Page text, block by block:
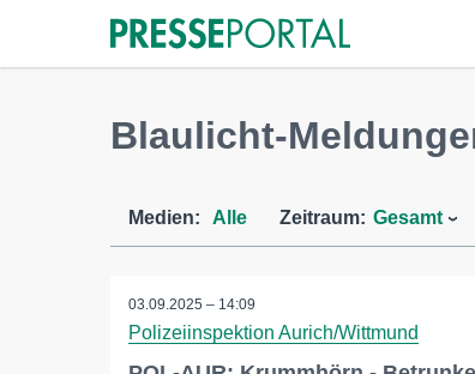
Blaulicht-
Medien: Alle Zeitraum: Gesamt
03.09.2025 – 14:09
Polizeiinspektion Aurich/Wittmund